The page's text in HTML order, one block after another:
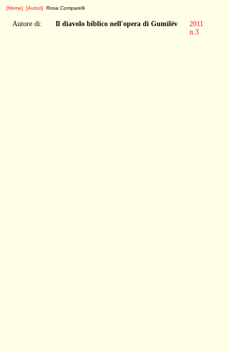
[Home] [Autori] Rosa Comparelli
Autore di: Il diavolo biblico nell'opera di Gumilév
2011
n.3